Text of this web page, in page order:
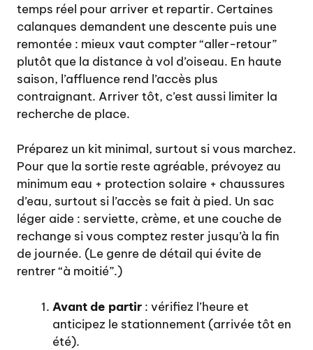
temps réel pour arriver et repartir. Certaines
calanques demandent une descente puis une
remontée : mieux vaut compter “aller-retour”
plutôt que la distance à vol d’oiseau. En haute
saison, l’affluence rend l’accès plus
contraignant. Arriver tôt, c’est aussi limiter la
recherche de place.
Préparez un kit minimal, surtout si vous marchez.
Pour que la sortie reste agréable, prévoyez au
minimum eau + protection solaire + chaussures
d’eau, surtout si l’accès se fait à pied. Un sac
léger aide : serviette, crème, et une couche de
rechange si vous comptez rester jusqu’à la fin
de journée. (Le genre de détail qui évite de
rentrer “à moitié”.)
Avant de partir : vérifiez l’heure et
anticipez le stationnement (arrivée tôt en
été).